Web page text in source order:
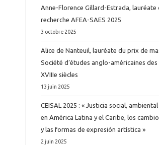
Anne-Florence Gillard-Estrada, lauréate
recherche AFEA-SAES 2025
3 octobre 2025
Alice de Nanteuil, lauréate du prix de
Société d’études anglo-américaines des
XVIIIe siècles
13 juin 2025
CEISAL 2025 : « Justicia social,
en América Latina y el Caribe, los
y las formas de expresión artística »
2 juin 2025